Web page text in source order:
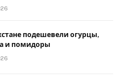
подешевели огурцы,
и помидоры